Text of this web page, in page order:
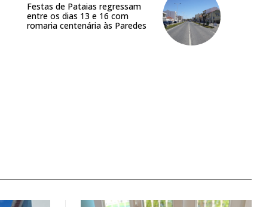
Festas de Pataias regressam
entre os dias 13 e 16 com
romaria centenária às Paredes